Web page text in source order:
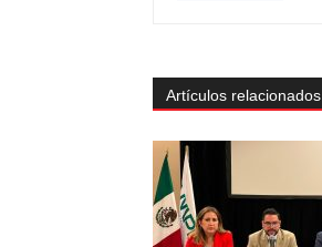
Artículos relacionados